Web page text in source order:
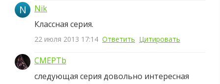
N
Nik
Классная серия.
22 июля 2013 17:14 Ответить Цитировать
CMEPTb
следующая серия довольно интересная